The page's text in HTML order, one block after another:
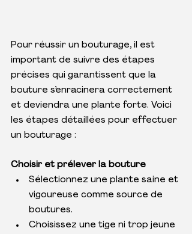
Pour réussir un bouturage, il est
important de suivre des étapes
précises qui garantissent que la
bouture s’enracinera correctement
et deviendra une plante forte. Voici
les étapes détaillées pour effectuer
un bouturage :
Choisir et prélever la bouture
Sélectionnez une plante saine et
vigoureuse comme source de
boutures.
Choisissez une tige ni trop jeune